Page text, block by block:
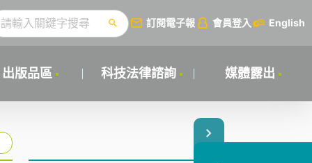
訂閱電子報 會員登入 English
出版品區 科技法律諮詢 媒體露出